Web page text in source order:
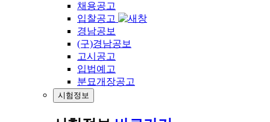
채용공고
입찰공고
경남공보
(구)경남공보
고시공고
입법예고
분묘개장공고
시험정보